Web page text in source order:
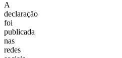
A
declaração
foi
publicada
nas
redes